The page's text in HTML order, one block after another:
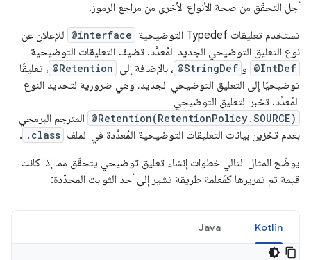
أجل التحقّق من صحة الأنواع الأخرى من مراجع الرموز.
تستخدم تعليقات Typedef التوضيحية
@interface للإعلان عن
نوع التعليق التوضيحي الجديد المُعدَّد. تضيف التعليقات التوضيحية
@IntDef و @StringDef ، بالإضافة إلى @Retention ، تعليقًا
توضيحيًا إلى التعليق التوضيحي الجديد، وهي ضرورية لتحديد النوع
المُعدَّد. تخبر التعليق التوضيحي
@Retention(RetentionPolicy.SOURCE) المترجم البرمجي
بعدم تخزين بيانات التعليقات التوضيحية المُعدَّدة في الملف .class
.
يوضّح المثال التالي خطوات إنشاء تعليق توضيحي يتحقّق مما إذا كانت
قيمة تم تمريرها كمَعلمة طريقة تشير إلى أحد الثوابت المحدّدة:
Kotlin
Java